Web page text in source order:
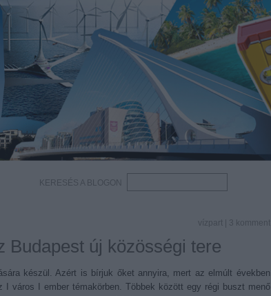
KERESÉS A BLOGON
vízpart 3 komment
Budapest új közösségi tere
készül. Azért is bírjuk őket annyira, mert az elmúlt években
I város I ember témakörben. Többek között egy régi buszt menő